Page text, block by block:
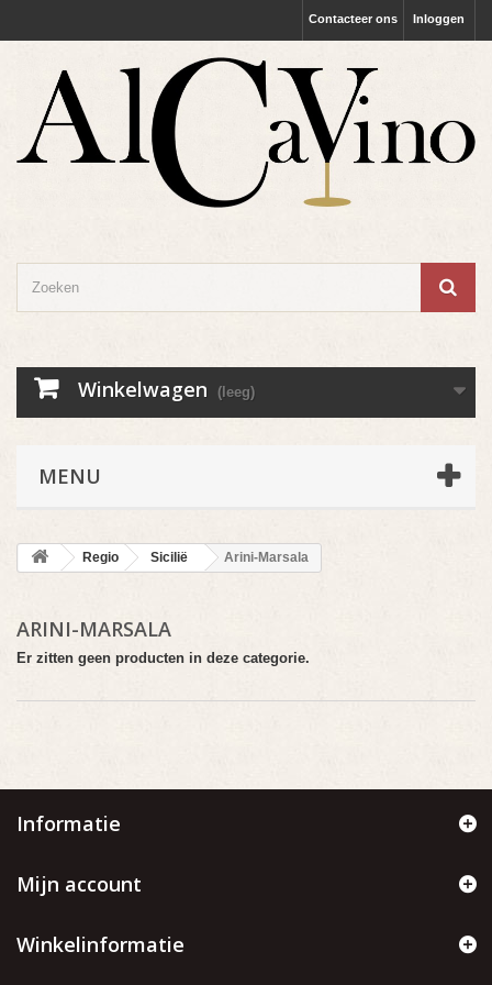
Inloggen
Contacteer ons
Winkelwagen (leeg)
MENU
Regio Sicilië Arini-Marsala
ARINI-MARSALA
Er zitten geen producten in deze categorie.
Informatie
Mijn account
Winkelinformatie